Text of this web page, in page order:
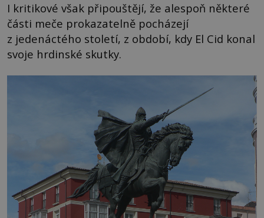
I kritikové však připouštějí, že alespoň některé
části meče prokazatelně pocházejí
z jedenáctého století, z období, kdy El Cid konal
svoje hrdinské skutky.